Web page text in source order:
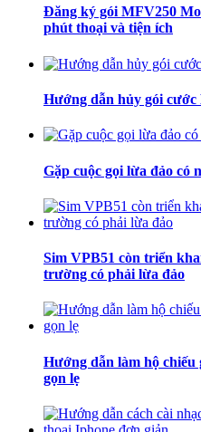
Đăng ký gói MFV250
phút thoại và tiện ích
Hướng dẫn hủy gói cước
Gặp cuộc gọi lừa đảo có
Sim VPB51 còn triển
trường có phải lừa đảo
Hướng dẫn làm hộ
gọn lẹ